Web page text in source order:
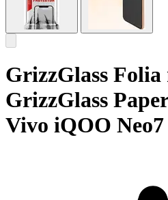
GrizzGlass Folia
GrizzGlass
Vivo iQOO Neo7